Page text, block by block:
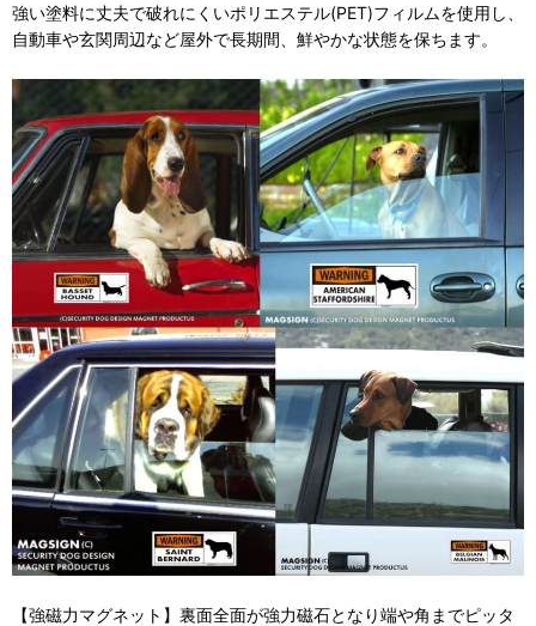
強い塗料に丈夫で破れにくいポリエステル(PET)フィルムを使用し、
自動車や玄関周辺など屋外で長期間、鮮やかな状態を保ちます。
【強磁力マグネット】裏面全面が強力磁石となり端や角までピッタ